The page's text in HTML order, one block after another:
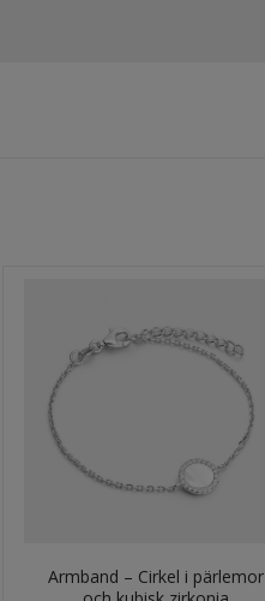
Armband – Cirkel i pärlemor